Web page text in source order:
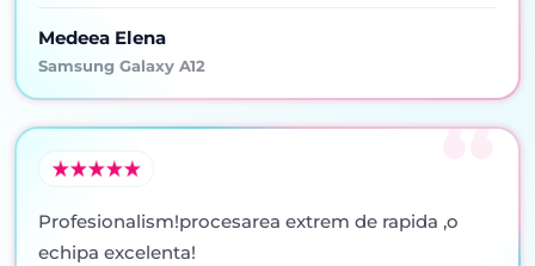
Medeea Elena
Samsung Galaxy A12
Profesionalism!procesarea extrem de rapida ,o
echipa excelenta!